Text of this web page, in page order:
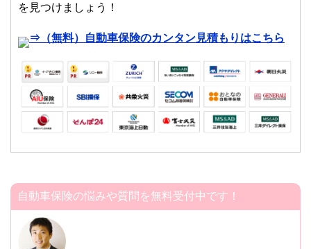
を見つけましょう！
⇒（無料）自動車保険のカンタン見積もりはこちら
自動車保険の悩みや質問を無料受付中です！